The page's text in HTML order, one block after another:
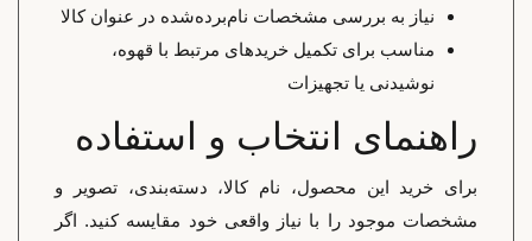
نیاز به بررسی مشخصات نام‌برده‌شده در عنوان کالا
مناسب برای تکمیل خریدهای مرتبط با قهوه،
نوشیدنی یا تجهیزات
راهنمای انتخاب و استفاده
برای خرید این محصول، نام کالا، دسته‌بندی، تصویر و
مشخصات موجود را با نیاز واقعی خود مقایسه کنید. اگر